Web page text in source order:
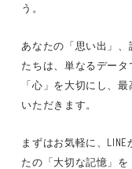
う。
あなたの「思い出」、
たちは、単なるデー
「心」を大切にし、
いただきます。
まずはお気軽に、
たの「大切な記憶」